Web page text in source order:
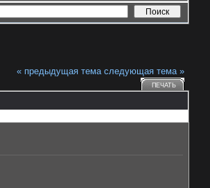
« предыдущая тема следующая тема »
ПЕЧАТЬ